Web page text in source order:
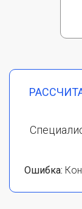
Ошибка: